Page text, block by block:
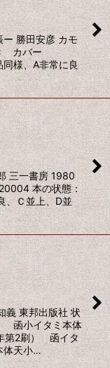
勝田安彦 カモ
Ｃ カバー
様、A非常に良
三一書房 1980
本の状態：
、Ｃ並上、D並
義 東邦出版社 状
函小イタミ本体
第2刷） 函イタ
体天小…